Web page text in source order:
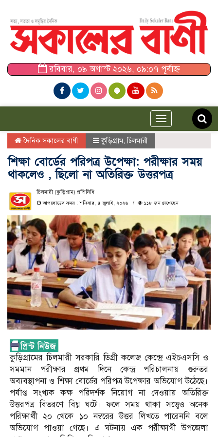
রবিবার, ০৯ অগাস্ট ২০২৬, ০৯:০৭ পূর্বাহ্ন
Toggle
navigation
দৈনিক সকালের বাণী কুড়িগ্রাম,চিলমারী
শিক্ষা বোর্ডের পরিপত্র উপেক্ষা: পরীক্ষার সময়
থাকলেও , ছিলো না অতিরিক্ত উত্তরপত্র
চিলমারী (কুড়িগ্রাম) প্রতিনিধি
আপলোডের সময় : শনিবার, ৪ জুলাই, ২০২৬
১১৮ জন দেখেছেন
কুড়িগ্রামের চিলমারী সরকারি ডিগ্রী কলেজ কেন্দ্রে এইচএসসি ও
সমমান পরীক্ষার প্রথম দিনে কেন্দ্র পরিচালনায় গুরুতর
অব্যবস্থাপনা ও শিক্ষা বোর্ডের পরিপত্র উপেক্ষার অভিযোগ উঠেছে।
পর্যাপ্ত সংখ্যক কক্ষ পরিদর্শক নিয়োগ না দেওয়ায় অতিরিক্ত
উত্তরপত্র বিতরণে বিঘ্ন ঘটে। ফলে সময় থাকা সত্ত্বেও অনেক
পরিক্ষার্থী ২০ থেকে ১০ নম্বরের উত্তর লিখতে পারেননি বলে
অভিযোগ পাওয়া গেছে। এ ঘটনায় এক পরীক্ষার্থী উপজেলা